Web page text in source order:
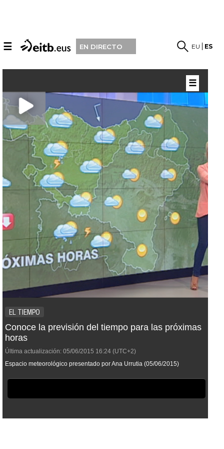
☰ EN DIRECTO EU ES
EL TIEMPO
Conoce la previsión del tiempo para las próximas
horas
Última actualización: 05/06/2015 16:24 (UTC+2)
Espacio meteorológico presentado por Ana Urrutia (05/06/2015)
☰